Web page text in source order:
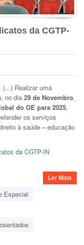
da CGTP-
(...) Realizar uma
, no dia 29 de Novembro,
do OE para 2025,
os serviços
à saúde – educação
da CGTP-IN
Especial
Ler Mais